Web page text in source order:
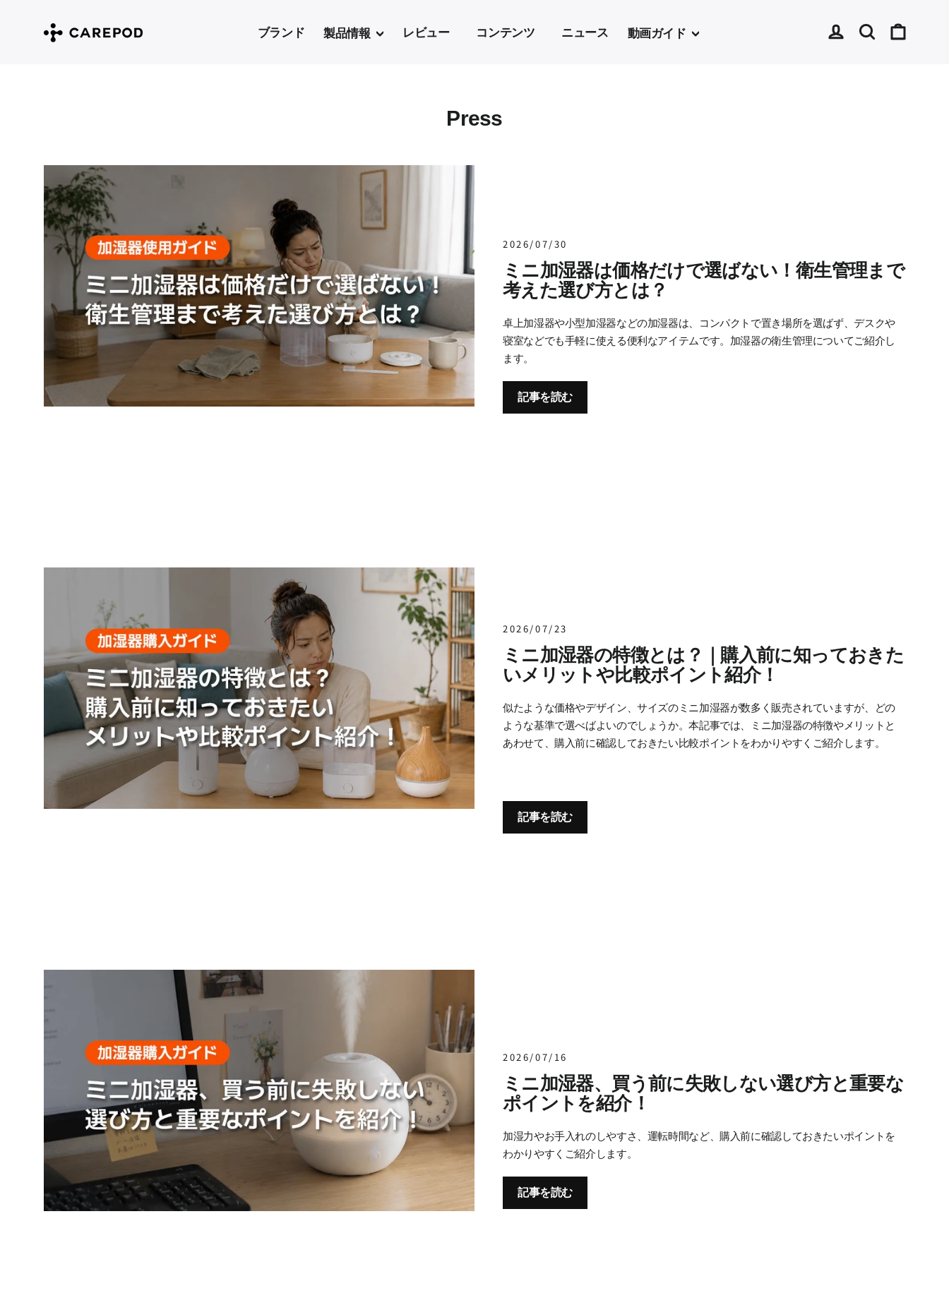
ブランド 製品情報 レビュー コンテンツ ニュース 動画ガイド ログイン検索
Press
2026/07/30
ミニ加湿器は価格だけで選ばない！衛生管理まで
考えた選び方とは？
卓上加湿器や小型加湿器などの加湿器は、コンパクトで置き場所を選ばず、デスクや
寝室などでも手軽に使える便利なアイテムです。加湿器の衛生管理についてご紹介し
ます。
記事を読む
2026/07/23
ミニ加湿器の特徴とは？｜購入前に知っておきた
いメリットや比較ポイント紹介！
似たような価格やデザイン、サイズのミニ加湿器が数多く販売されていますが、どの
ような基準で選べばよいのでしょうか。本記事では、ミニ加湿器の特徴やメリットと
あわせて、購入前に確認しておきたい比較ポイントをわかりやすくご紹介します。
記事を読む
2026/07/16
ミニ加湿器、買う前に失敗しない選び方と重要な
ポイントを紹介！
加湿力やお手入れのしやすさ、運転時間など、購入前に確認しておきたいポイントを
わかりやすくご紹介します。
記事を読む